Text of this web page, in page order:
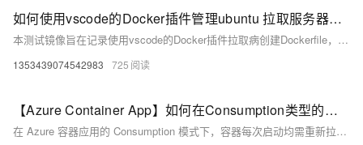
如何使用vscode的Docker插件管理ubuntu 拉取服务器的镜像以及创建容器
本测试镜像旨在记录使用vscode的Docker插件拉取病创建Dockerfile，以及拉取镜像。
1353439074542983 725
【Azure Container App】如何在Consumption类型的容器应用环境中缓存Docker镜像
在 Azure 容器应用的 Consumption 模式下，容器每次启动均需重新拉取镜像，导致冷启动延迟。本文分析该机制，并提出优化方案：使用 ACR 区域复制加速镜像拉取、优化镜像体积、设置最小副本数减少冷启动频率，或切换至 Dedicated 模式实现镜像缓存，以提升容器启动效率和应用响应速度。